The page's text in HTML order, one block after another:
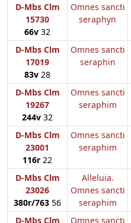
D-Mbs Clm
15730
66v 32
Omnes sancti
seraphyn
D-Mbs Clm
17019
83v 28
Omnes sancti
seraphin
D-Mbs Clm
19267
244v 32
Omnes sancti
seraphim
D-Mbs Clm
23001
116r 22
Omnes sancti
seraphim
D-Mbs Clm
23026
380r/763 56
Alleluia.
Omnes sancti
seraphim
D-Mbs Clm
Omnes sancti